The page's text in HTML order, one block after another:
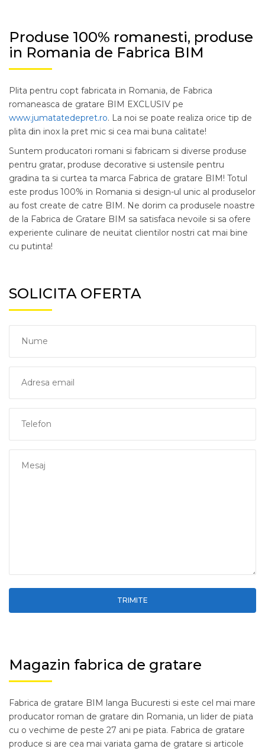
Produse 100% romanesti, produse
in Romania de Fabrica BIM
Plita pentru copt fabricata in Romania, de Fabrica
romaneasca de gratare BIM EXCLUSIV pe
www.jumatatedepret.ro. La noi se poate realiza orice tip de
plita din inox la pret mic si cea mai buna calitate!
Suntem producatori romani si fabricam si diverse produse
pentru gratar, produse decorative si ustensile pentru
gradina ta si curtea ta marca Fabrica de gratare BIM! Totul
este produs 100% in Romania si design-ul unic al produselor
au fost create de catre BIM. Ne dorim ca produsele noastre
de la Fabrica de Gratare BIM sa satisfaca nevoile si sa ofere
experiente culinare de neuitat clientilor nostri cat mai bine
cu putinta!
SOLICITA OFERTA
Magazin fabrica de gratare
Fabrica de gratare BIM langa Bucuresti si este cel mai mare
producator roman de gratare din Romania, un lider de piata
cu o vechime de peste 27 ani pe piata. Fabrica de gratare
produce si are cea mai variata gama de gratare si articole